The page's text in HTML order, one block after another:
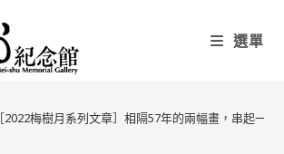
選單
［2022梅樹月系列文章］相隔57年的兩幅畫，串起一